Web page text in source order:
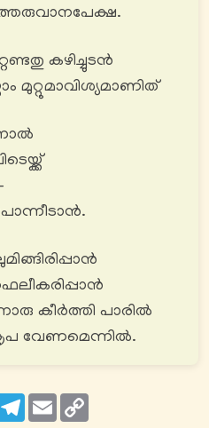
കഴിച്ചുടൻ
മുറ്റുമാവിശ്യമാണിത്
കീർത്തി പാരിൽ
കൃപ വേണമെന്നിൽ.
Telegram
Email